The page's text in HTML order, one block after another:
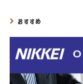
おすすめ